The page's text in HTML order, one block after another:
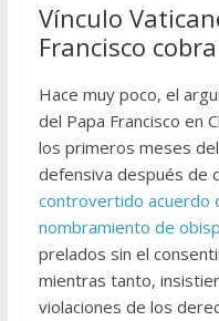
Vínculo
Francisco
Hace muy poco, el
del Papa Francisco en
los primeros meses
defensiva después de
controvertido acuerdo
nombramiento de
prelados sin el
mientras tanto,
violaciones de los